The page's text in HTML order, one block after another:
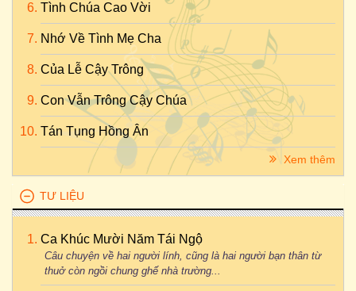
Tình Chúa Cao Vời
Nhớ Về Tình Mẹ Cha
Của Lễ Cậy Trông
Con Vẫn Trông Cậy Chúa
Tán Tụng Hồng Ân
Xem thêm
TƯ LIỆU
Ca Khúc Mười Năm Tái Ngộ
Câu chuyện về hai người lính, cũng là hai người bạn thân từ
thuở còn ngồi chung ghế nhà trường...